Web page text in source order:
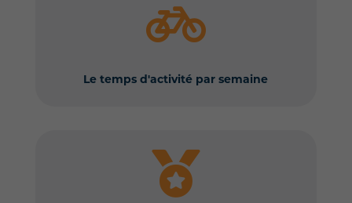

Le temps d'activité par semaine
